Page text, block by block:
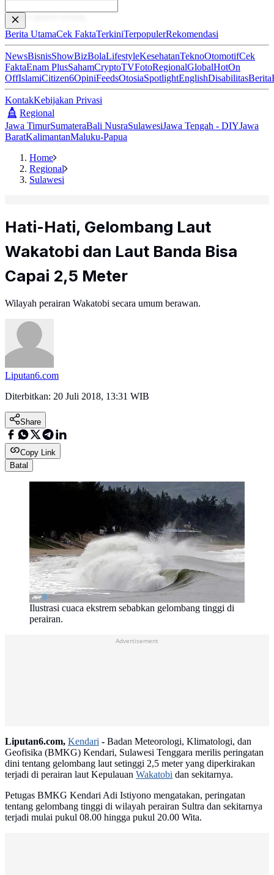
Baca l
Berita UtamaCek FaktaTerkiniTerpopulerRekomendasi
NewsBisnisShowBizBolaLifestyleKesehatanTeknoOtomotifCek
FaktaEnam PlusSahamCryptoTVFotoRegionalGlobalHotOn
OffIslamiCitizen6OpiniFeedsOtosiaSpotlightEnglishDisabilitasBerita
KontakKebijakan Privasi
Regional
Jawa TimurSumateraBali NusraSulawesiJawa Tengah - DIYJawa
BaratKalimantanMaluku-Papua
Home
Regional
Sulawesi
Hati-Hati, Gelombang Laut
Wakatobi dan Laut Banda Bisa
Capai 2,5 Meter
Wilayah perairan Wakatobi secara umum berawan.
Liputan6.com
Diterbitkan: 20 Juli 2018, 13:31 WIB
Share
Copy Link
Batal
Ilustrasi cuaca ekstrem sebabkan gelombang tinggi di
perairan.
Advertisement
Liputan6.com, Kendari - Badan Meteorologi, Klimatologi, dan
Geofisika (BMKG) Kendari, Sulawesi Tenggara merilis peringatan
dini tentang gelombang laut setinggi 2,5 meter yang diperkirakan
terjadi di perairan laut Kepulauan Wakatobi dan sekitarnya.
Petugas BMKG Kendari Adi Istiyono mengatakan, peringatan
tentang gelombang tinggi di wilayah perairan Sultra dan sekitarnya
terjadi mulai pukul 08.00 hingga pukul 20.00 Wita.